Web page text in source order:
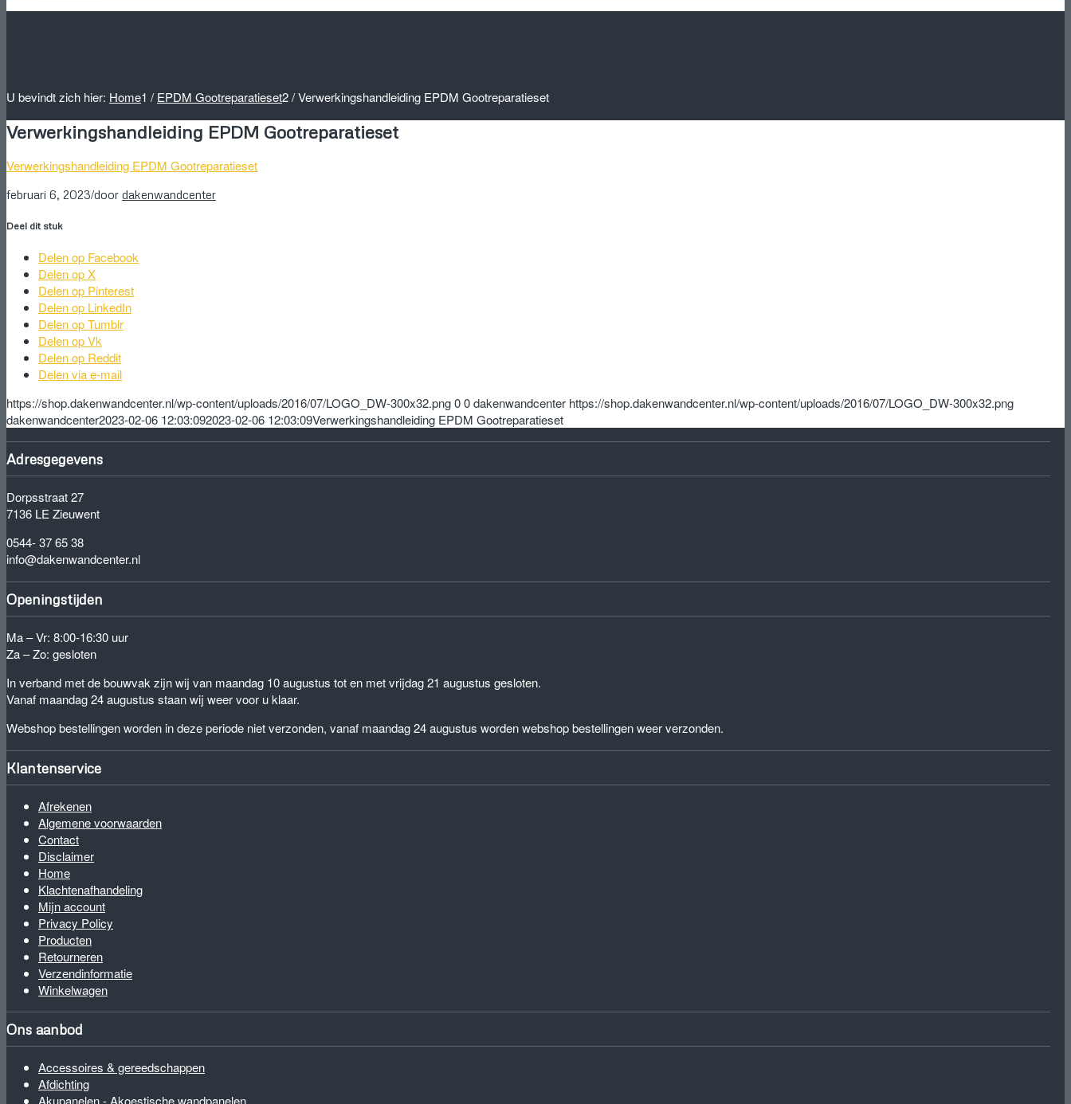
U bevindt zich hier: Home1 / EPDM Gootreparatieset2/Verwerkingshandleiding EPDM Gootreparatieset
Verwerkingshandleiding EPDM Gootreparatieset
Verwerkingshandleiding EPDM Gootreparatieset
februari 6, 2023/door dakenwandcenter
Deel dit stuk
Delen op Facebook
Delen op X
Delen op Pinterest
Delen op LinkedIn
Delen op Tumblr
Delen op Vk
Delen op Reddit
Delen via e-mail
https://shop.dakenwandcenter.nl/wp-content/uploads/2016/07/LOGO_DW-300x32.png00dakenwandcenter https://shop.dakenwandcenter.nl/wp-content/uploads/2016/07/LOGO_DW-300x32.png
dakenwandcenter2023-02-06 12:03:092023-02-06 12:03:09Verwerkingshandleiding EPDM Gootreparatieset
Adresgegevens
Dorpsstraat 27
7136 LE Zieuwent
0544- 37 65 38
info@dakenwandcenter.nl
Openingstijden
Ma – Vr: 8:00-16:30 uur
Za – Zo: gesloten
In verband met de bouwvak zijn wij van maandag 10 augustus tot en met vrijdag 21 augustus gesloten.
Vanaf maandag 24 augustus staan wij weer voor u klaar.
Webshop bestellingen worden in deze periode niet verzonden, vanaf maandag 24 augustus worden webshop bestellingen weer verzonden.
Klantenservice
Afrekenen
Algemene voorwaarden
Contact
Disclaimer
Home
Klachtenafhandeling
Mijn account
Privacy Policy
Producten
Retourneren
Verzendinformatie
Winkelwagen
Ons aanbod
Accessoires & gereedschappen
Afdichting
Akupanelen - Akoestische wandpanelen